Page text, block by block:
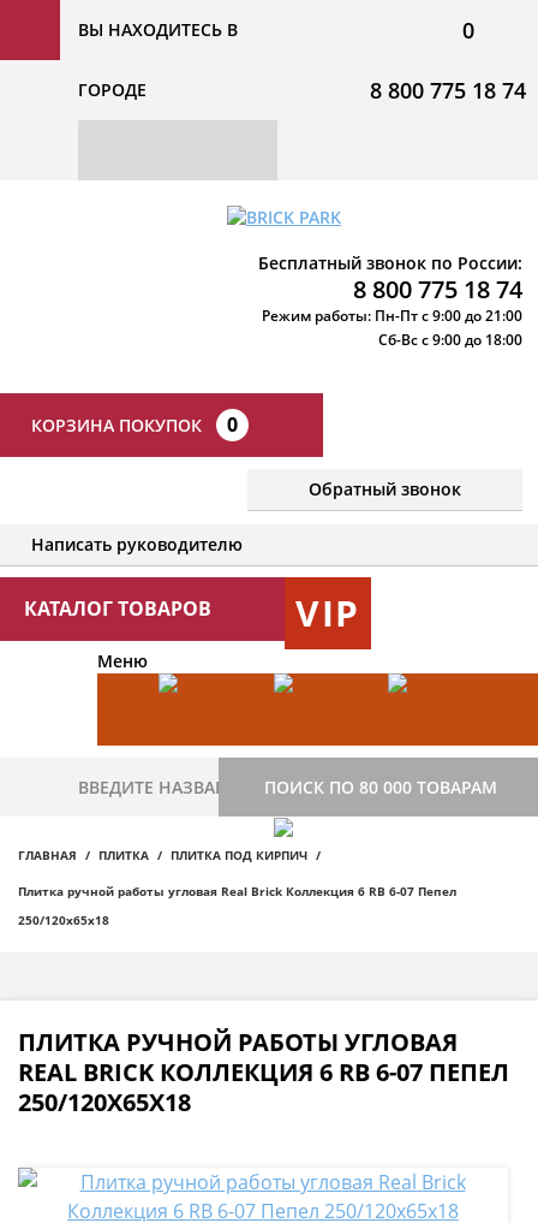
ВЫ НАХОДИТЕСЬ В
ГОРОДЕ
0
8 800 775 18 74
Бесплатный звонок по России:
8 800 775 18 74
Режим работы: Пн-Пт с 9:00 до 21:00
Сб-Вс с 9:00 до 18:00
КОРЗИНА ПОКУПОК 0
Обратный звонок
Написать руководителю
КАТАЛОГ ТОВАРОВ VIP
Меню
ПОИСК ПО 80 000 ТОВАРАМ
ГЛАВНАЯ ПЛИТКА ПЛИТКА ПОД КИРПИЧ
Плитка ручной работы угловая Real Brick Коллекция 6 RB 6-07 Пепел
250/120х65х18
ПЛИТКА РУЧНОЙ РАБОТЫ УГЛОВАЯ
REAL BRICK КОЛЛЕКЦИЯ 6 RB 6-07 ПЕПЕЛ
250/120Х65Х18